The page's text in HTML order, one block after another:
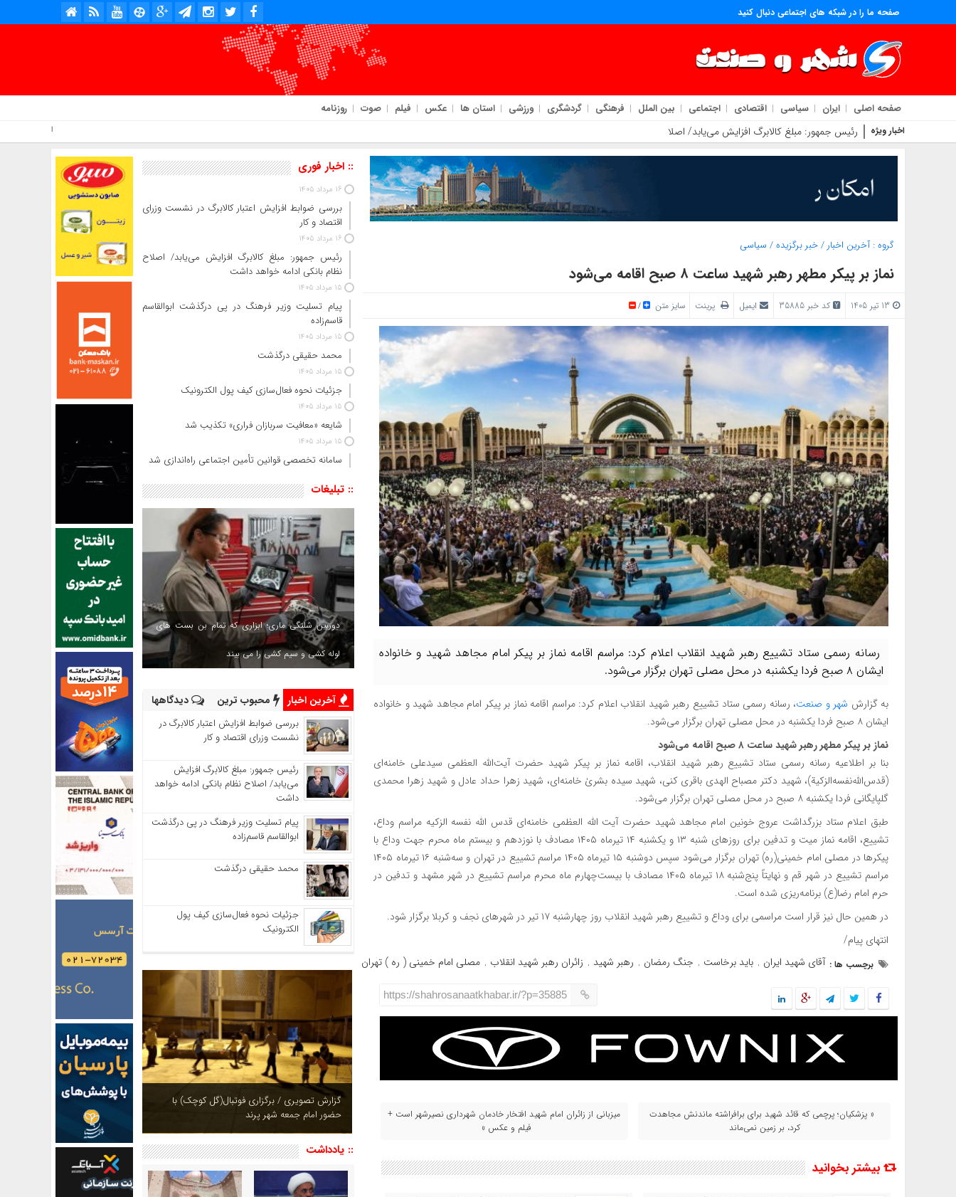
صفحه ما را در شبکه های اجتماعی دنبال کنید
صفحه اصلی ایران سیاسی اقتصادی اجتماعی بین الملل فرهنگی گردشگری ورزشی استان ها عکس فیلم صوت روزنامه
اخبار ویژه رئیس‌ جمهور: مبلغ کالابرگ افزایش می‌یابد/ اصلاح نظام بانکی ادامه خواهد داشت امروز : جمعه, ۱۶ مرداد , ۱۴۰۵ .::. برابر با : Friday, 7 August , 2026 .::. اخبار منتشر شده : 2 خبر
گروه :آخرین اخبار /خبر برگزیده/ سیاسی
نماز بر پیکر مطهر رهبر شهید ساعت ۸ صبح اقامه می‌شود
کد خبر 35885 ایمیل پرینت سایز متن /
رسانه رسمی ستاد تشییع رهبر شهید انقلاب اعلام کرد: مراسم اقامه نماز بر پیکر امام مجاهد شهید و خانواده
ایشان ۸ صبح فردا یکشنبه در محل مصلی تهران برگزار می‌شود.
به گزارش شهر و صنعت، رسانه رسمی ستاد تشییع رهبر شهید انقلاب اعلام کرد: مراسم اقامه نماز بر پیکر امام مجاهد شهید و خانواده
ایشان ۸ صبح فردا یکشنبه در محل مصلی تهران برگزار می‌شود.
نماز بر پیکر مطهر رهبر شهید ساعت ۸ صبح اقامه می‌شود
بنا بر اطلاعیه رسانه رسمی ستاد تشییع رهبر شهید انقلاب، اقامه نماز بر پیکر شهید حضرت آیت‌الله العظمی سیدعلی خامنه‌ای
(قدس‌الله‌نفسه‌الزکیة)، شهید دکتر مصباح الهدی باقری کنی، شهید سیده بشریٰ خامنه‌ای، شهید زهرا حداد عادل و شهید زهرا محمدی
گلپایگانی فردا یکشنبه ۸ صبح در محل مصلی تهران برگزار می‌شود.
طبق اعلام ستاد بزرگداشت عروج خونین امام مجاهد شهید حضرت آیت‌ الله العظمی خامنه‌ای قدس الله نفسه الزکیه مراسم وداع،
تشییع، اقامه نماز میت و تدفین برای روزهای شنبه ۱۳ و یکشنبه ۱۴ تیرماه ۱۴۰۵ مصادف با نوزدهم و بیستم ماه محرم جهت وداع با
پیکرها در مصلی امام خمینی(ره) تهران برگزار می‌شود سپس دوشنبه ۱۵ تیرماه ۱۴۰۵ مراسم تشییع در تهران و سه‌شنبه ۱۶ تیرماه ۱۴۰۵
مراسم تشییع در شهر قم و نهایتاً پنج‌شنبه ۱۸ تیرماه ۱۴۰۵ مصادف با بیست‌چهارم ماه محرم مراسم تشییع در شهر مشهد و تدفین در
حرم امام رضا(ع) برنامه‌ریزی شده است.
در همین حال نیز قرار است مراسمی برای وداع و تشییع رهبر شهید انقلاب روز چهارشنبه ۱۷ تیر در شهرهای نجف و کربلا برگزار شود.
انتهای پیام/
برچسب ها : آقای شهید ایران , باید برخاست , جنگ رمضان , رهبر شهید , زائران رهبر شهید انقلاب , مصلی امام خمینی ( ره ) تهران
https://shahrosanaatkhabar.ir/?p=35885
« پزشکیان؛ پرچمی که قائد شهید برای برافراشته ماندنش مجاهدت
کرد، بر زمین نمی‌ماند
میزبانی از زائران امام شهید افتخار خادمان شهرداری نصیرشهر است +
فیلم و عکس »
بیشتر بخوانید
:: اخبار فوری
16 مرداد 1405
بررسی ضوابط افزایش اعتبار کالابرگ در نشست وزرای
اقتصاد و کار
16 مرداد 1405
رئیس‌ جمهور: مبلغ کالابرگ افزایش می‌یابد/ اصلاح
نظام بانکی ادامه خواهد داشت
15 مرداد 1405
پیام تسلیت وزیر فرهنگ در پی درگذشت ابوالقاسم
قاسم‌زاده
15 مرداد 1405
محمد حقیقی درگذشت
15 مرداد 1405
جزئیات نحوه فعال‌سازی کیف پول الکترونیک
15 مرداد 1405
شایعه «معافیت سربازان فراری» تکذیب شد
15 مرداد 1405
سامانه تخصصی قوانین تأمین اجتماعی راه‌اندازی شد
:: تبلیغات
دوربین شلنگی ماری؛ ابزاری که تمام بن بست های
لوله کشی و سیم کشی را می بیند
آخرین اخبار محبوب ترین دیدگاهها
بررسی ضوابط افزایش اعتبار کالابرگ در
نشست وزرای اقتصاد و کار
رئیس‌ جمهور: مبلغ کالابرگ افزایش
می‌یابد/ اصلاح نظام بانکی ادامه خواهد
داشت
پیام تسلیت وزیر فرهنگ در پی درگذشت
ابوالقاسم قاسم‌زاده
محمد حقیقی درگذشت
جزئیات نحوه فعال‌سازی کیف پول
الکترونیک
چشم نوازی بوستان های شهر پرند در فصل بهار +
تصاویر
:: یادداشت